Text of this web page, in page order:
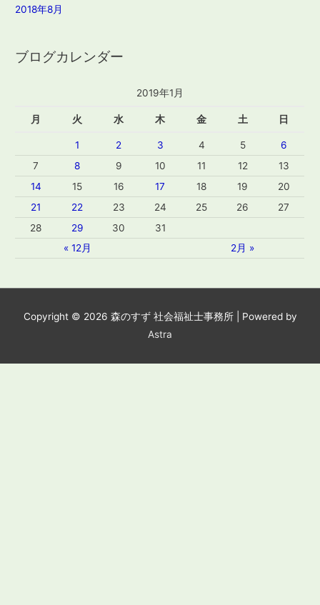
2018年8月
ブログカレンダー
2019年1月
月 火 水 木 金 土 日
« 12月 2月 »
1 2 3 4 5
6
7
8 9 10 11 12
13
14
15 16 17 18 19
20
21
22 23 24 25 26
27
28
29 30 31
Copyright © 2026 森のすず 社会福祉士事務所| Powered by
Astra